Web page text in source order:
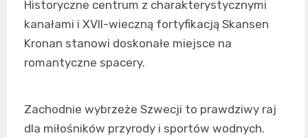
Historyczne centrum z charakterystycznymi
kanałami i XVII-wieczną fortyfikacją Skansen
Kronan stanowi doskonałe miejsce na
romantyczne spacery.
Zachodnie wybrzeże Szwecji to prawdziwy raj
dla miłośników przyrody i sportów wodnych.